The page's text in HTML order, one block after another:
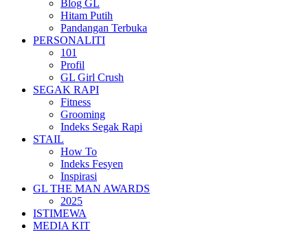
Blog GL
Hitam Putih
Pandangan Terbuka
PERSONALITI
101
Profil
GL Girl Crush
SEGAK RAPI
Fitness
Grooming
Indeks Segak Rapi
STAIL
How To
Indeks Fesyen
Inspirasi
GL THE MAN AWARDS
2025
ISTIMEWA
MEDIA KIT